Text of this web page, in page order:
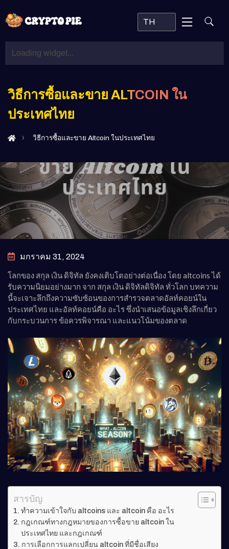
TH
วิธีการซื้อและขาย ALTCOIN ใน
ประเทศไทย
วิธีการซื้อและขาย Altcoin ในประเทศไทย
มกราคม 31, 2024
โลกของ สกุล เงิน ดิจิทัล ยังคงเติบโตอย่างต่อเนื่อง โดย altcoins ได้
รับความนิยมอย่างมาก จาก สกุล เงิน ดิจิทัลดิจิทัล ทั่วโลก บทความ
นี้จะเจาะลึกถึงความซับซ้อนของการสำรวจตลาดอัลท์คอยน์ใน
ประเทศไทย และอัลท์คอยน์คือ อะไร ซึ่งนำเสนอข้อมูลเชิงลึกเกี่ยว
กับกระบวนการ ข้อควรพิจารณา และแนวโน้มของตลาด
สารบัญ
ทำความเข้าใจกับ altcoins และ altcoin คือ อะไร
กฎเกณฑ์ทางกฎหมายของการซื้อขาย altcoin ใน
ประเทศไทย และกฎเกณฑ์
การเลือกการแลกเปลี่ยน altcoin ที่มีชื่อเสียง